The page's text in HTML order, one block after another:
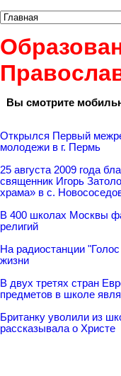
Вы смотрите
Открылся Первый
молодежи в г. Пермь
25 августа 2009 года
священник Игорь
храма» в с.
В 400 школах Москвы
религий
На радиостанции
жизни
В двух третях стран
предметов в школе
Британку уволили из
рассказывала о Христе